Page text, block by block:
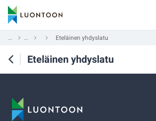
... ... Eteläinen yhdyslatu
Eteläinen yhdyslatu